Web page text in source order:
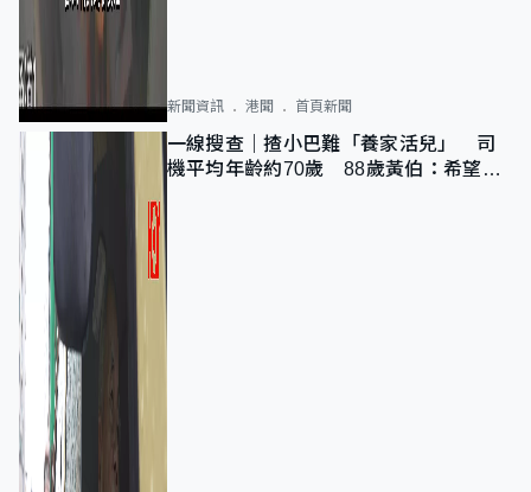
新聞資訊 港聞 首頁新聞
一線搜查｜揸小巴難「養家活兒」 司
機平均年齡約70歲 88歲黃伯：希望一